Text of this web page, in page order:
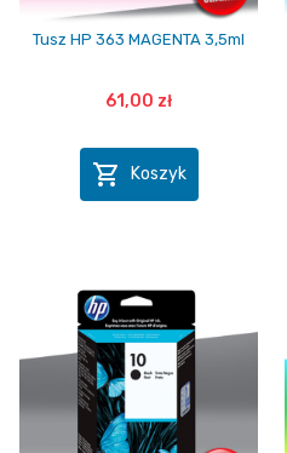
Tusz HP 363 MAGENTA 3,5ml
61,00 zł
 Koszyk